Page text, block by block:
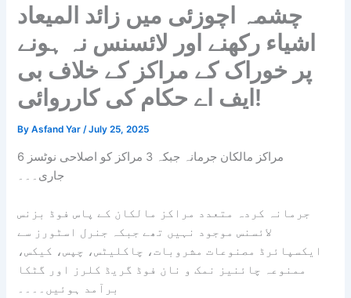
چشمہ اچوزئی میں زائد المیعاد
اشیاء رکھنے اور لائسنس نہ ہونے
پر خوراک کے مراکز کے خلاف بی
ایف اے حکام کی کارروائی!
ByAsfand Yar /July 25, 2025
6 مراکز مالکان جرمانہ جبکہ 3 مراکز کو اصلاحی نوٹسز
جاری۔۔۔
جرمانہ کردہ متعدد مراکز مالکان کے پاس فوڈ بزنس
لائسنس موجود نہیں تھے جبکہ جنرل اسٹورز سے
ایکسپائرڈ مصنوعات مشروبات، چاکلیٹس، چپس، کیکس،
ممنوعہ چائنیز نمک و نان فوڈ گریڈ کلرز اور گٹکا
برآمد ہوئیں۔۔۔۔